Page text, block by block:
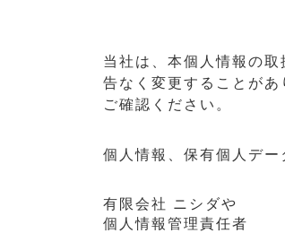
当社は、本個人情報の
告なく変更することが
ご確認ください。
個人情報、保有個人デ
有限会社 ニシダや
個人情報管理責任者